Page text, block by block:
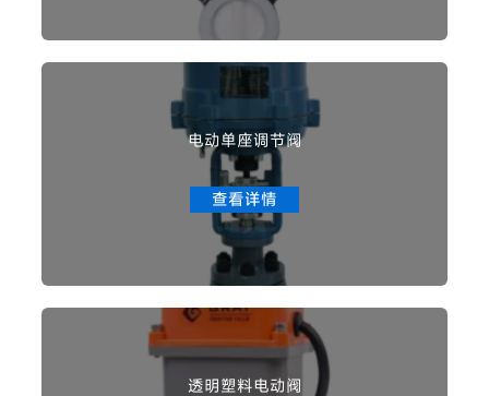
电动单座调节阀
查看详情
透明塑料电动阀